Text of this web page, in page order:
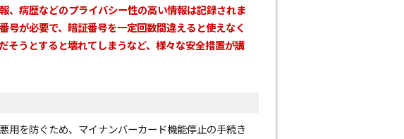
病歴などのプライバシー性の高い情報は記録されま
が必要で、暗証番号を一定回数間違えると使えなく
そうとすると壊れてしまうなど、様々な安全措置が講
を防ぐため、マイナンバーカード機能停止の手続き